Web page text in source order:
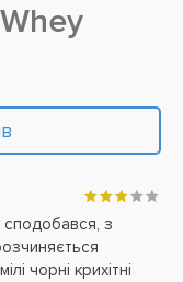
з
чорні крихітні